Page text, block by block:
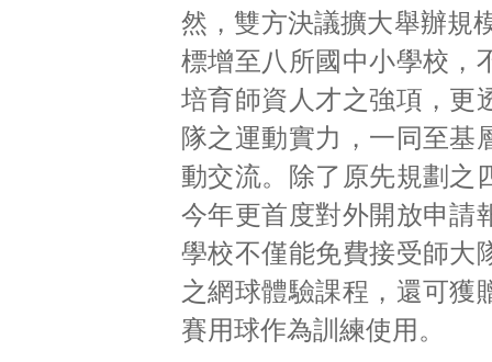
然，雙方決議擴大舉辦規
標增至八所國中小學校，
培育師資人才之強項，更
隊之運動實力，一同至基
動交流。除了原先規劃之
今年更首度對外開放申請
學校不僅能免費接受師大
之網球體驗課程，還可獲
賽用球作為訓練使用。